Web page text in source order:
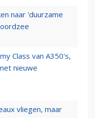
naar 'duurzame
Class van A350's,
nieuwe
vliegen, maar